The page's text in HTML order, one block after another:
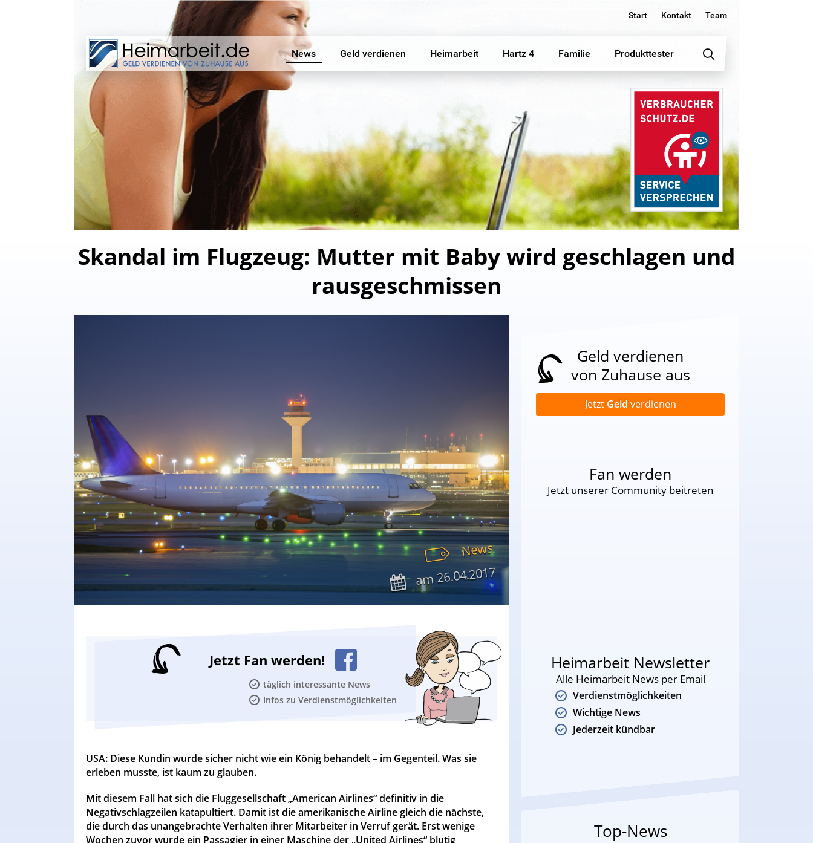
Start Kontakt Team
News Geld verdienen Heimarbeit Hartz 4 Familie Produkttester
Skandal im Flugzeug: Mutter mit Baby wird geschlagen und
rausgeschmissen
News
am26.04.2017
Jetzt Fan werden!
täglich interessante News
Infos zu Verdienstmöglichkeiten
USA: Diese Kundin wurde sicher nicht wie ein König behandelt – im Gegenteil. Was sie
erleben musste, ist kaum zu glauben.
Mit diesem Fall hat sich die Fluggesellschaft „American Airlines“ definitiv in die
Negativschlagzeilen katapultiert. Damit ist die amerikanische Airline gleich die nächste,
die durch das unangebrachte Verhalten ihrer Mitarbeiter in Verruf gerät. Erst wenige
Wochen zuvor wurde ein Passagier in einer Maschine der „United Airlines“ blutig
Geld verdienen
von Zuhause aus
Jetzt Geld verdienen
Fan werden
Jetzt unserer Community beitreten
Heimarbeit Newsletter
Alle Heimarbeit News per Email
Verdienstmöglichkeiten
Wichtige News
Jederzeit kündbar
Top-News